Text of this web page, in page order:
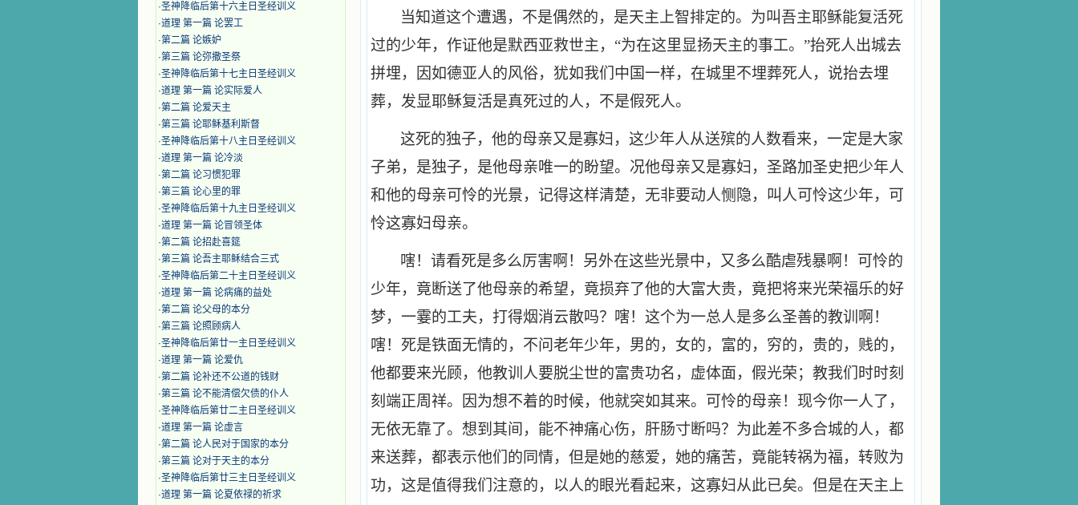
·圣神降临后第十六主日圣经训义
·道理 第一篇 论罢工
·第二篇 论嫉妒
·第三篇 论弥撒圣祭
·圣神降临后第十七主日圣经训义
·道理 第一篇 论实际爱人
·第二篇 论爱天主
·第三篇 论耶稣基利斯督
·圣神降临后第十八主日圣经训义
·道理 第一篇 论冷淡
·第二篇 论习惯犯罪
·第三篇 论心里的罪
·圣神降临后第十九主日圣经训义
·道理 第一篇 论冒领圣体
·第二篇 论招赴喜筵
·第三篇 论吾主耶稣结合三式
·圣神降临后第二十主日圣经训义
·道理 第一篇 论病痛的益处
·第二篇 论父母的本分
·第三篇 论照顾病人
·圣神降临后第廿一主日圣经训义
·道理 第一篇 论爱仇
·第二篇 论补还不公道的钱财
·第三篇 论不能清偿欠债的仆人
·圣神降临后第廿二主日圣经训义
·道理 第一篇 论虚言
·第二篇 论人民对于国家的本分
·第三篇 论对于天主的本分
·圣神降临后第廿三主日圣经训义
·道理 第一篇 论夏依禄的祈求
当知道这个遭遇，不是偶然的，是天主上智排定的。为叫吾主耶稣能复活死
过的少年，作证他是默西亚救世主，“为在这里显扬天主的事工。”抬死人出城去
拼埋，因如德亚人的风俗，犹如我们中国一样，在城里不埋葬死人，说抬去埋
葬，发显耶稣复活是真死过的人，不是假死人。
这死的独子，他的母亲又是寡妇，这少年人从送殡的人数看来，一定是大家
子弟，是独子，是他母亲唯一的盼望。况他母亲又是寡妇，圣路加圣史把少年人
和他的母亲可怜的光景，记得这样清楚，无非要动人恻隐，叫人可怜这少年，可
怜这寡妇母亲。
嗐！请看死是多么厉害啊！另外在这些光景中，又多么酷虐残暴啊！可怜的
少年，竟断送了他母亲的希望，竟损弃了他的大富大贵，竟把将来光荣福乐的好
梦，一霎的工夫，打得烟消云散吗？嗐！这个为一总人是多么圣善的教训啊！
嗐！死是铁面无情的，不问老年少年，男的，女的，富的，穷的，贵的，贱的，
他都要来光顾，他教训人要脱尘世的富贵功名，虚体面，假光荣；教我们时时刻
刻端正周祥。因为想不着的时候，他就突如其来。可怜的母亲！现今你一人了，
无依无靠了。想到其间，能不神痛心伤，肝肠寸断吗？为此差不多合城的人，都
来送葬，都表示他们的同情，但是她的慈爱，她的痛苦，竟能转祸为福，转败为
功，这是值得我们注意的，以人的眼光看起来，这寡妇从此已矣。但是在天主上